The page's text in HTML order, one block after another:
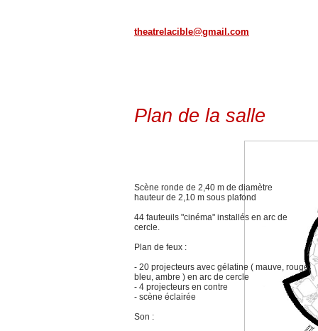
Plan de la salle
theatrelacible@gmail.com
Scène ronde de 2,40 m de diamètre
hauteur de 2,10 m sous plafond
44 fauteuils "cinéma" installés en arc de
cercle.
Plan de feux :
- 20 projecteurs avec gélatine ( mauve, rouge,
bleu, ambre ) en arc de cercle
- 4 projecteurs en contre
- scène éclairée
Son :